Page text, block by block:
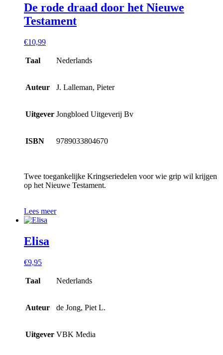
De rode draad door het Nieuwe
Testament
€10,99
Taal Nederlands
Auteur J. Lalleman, Pieter
Uitgever Jongbloed Uitgeverij Bv
ISBN 9789033804670
Twee toegankelijke Kringseriedelen voor wie grip wil krijgen
op het Nieuwe Testament.
Lees meer
Elisa
€9,95
Taal Nederlands
Auteur de Jong, Piet L.
Uitgever VBK Media